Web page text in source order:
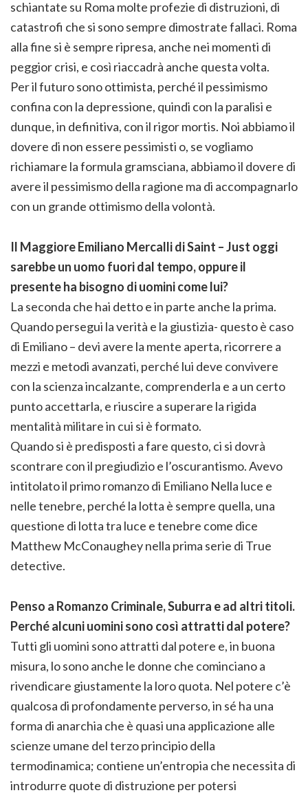
schiantate su Roma molte profezie di distruzioni, di
catastrofi che si sono sempre dimostrate fallaci. Roma
alla fine si è sempre ripresa, anche nei momenti di
peggior crisi, e così riaccadrà anche questa volta.
Per il futuro sono ottimista, perché il pessimismo
confina con la depressione, quindi con la paralisi e
dunque, in definitiva, con il rigor mortis. Noi abbiamo il
dovere di non essere pessimisti o, se vogliamo
richiamare la formula gramsciana, abbiamo il dovere di
avere il pessimismo della ragione ma di accompagnarlo
con un grande ottimismo della volontà.
Il Maggiore Emiliano Mercalli di Saint – Just oggi
sarebbe un uomo fuori dal tempo, oppure il
presente ha bisogno di uomini come lui?
La seconda che hai detto e in parte anche la prima.
Quando persegui la verità e la giustizia- questo è caso
di Emiliano – devi avere la mente aperta, ricorrere a
mezzi e metodi avanzati, perché lui deve convivere
con la scienza incalzante, comprenderla e a un certo
punto accettarla, e riuscire a superare la rigida
mentalità militare in cui si è formato.
Quando si è predisposti a fare questo, ci si dovrà
scontrare con il pregiudizio e l’oscurantismo. Avevo
intitolato il primo romanzo di Emiliano Nella luce e
nelle tenebre, perché la lotta è sempre quella, una
questione di lotta tra luce e tenebre come dice
Matthew McConaughey nella prima serie di True
detective.
Penso a Romanzo Criminale, Suburra e ad altri titoli.
Perché alcuni uomini sono così attratti dal potere?
Tutti gli uomini sono attratti dal potere e, in buona
misura, lo sono anche le donne che cominciano a
rivendicare giustamente la loro quota. Nel potere c’è
qualcosa di profondamente perverso, in sé ha una
forma di anarchia che è quasi una applicazione alle
scienze umane del terzo principio della
termodinamica; contiene un’entropia che necessita di
introdurre quote di distruzione per potersi